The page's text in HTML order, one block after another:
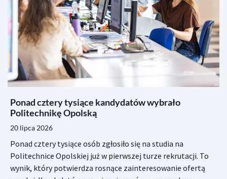
Ponad cztery tysiące kandydatów wybrało
Politechnikę Opolską
20 lipca 2026
Ponad cztery tysiące osób zgłosiło się na studia na
Politechnice Opolskiej już w pierwszej turze rekrutacji. To
wynik, który potwierdza rosnące zainteresowanie ofertą